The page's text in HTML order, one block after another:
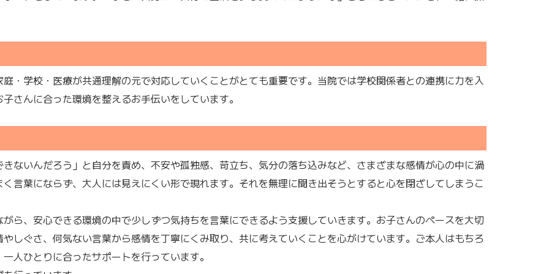
・学校・医療が共通理解の元で対応していくことがとても重要です。当院では学校関係者との連携に力を入
さんに合った環境を整えるお手伝いをしています。
ないんだろう」と自分を責め、不安や孤独感、苛立ち、気分の落ち込みなど、さまざまな感情が心の中に渦
言葉にならず、大人には見えにくい形で現れます。それを無理に聞き出そうとすると心を閉ざしてしまうこ
ら、安心できる環境の中で少しずつ気持ちを言葉にできるよう支援していきます。お子さんのペースを大切
しぐさ、何気ない言葉から感情を丁寧にくみ取り、共に考えていくことを心がけています。ご本人はもちろ
人ひとりに合ったサポートを行っています。